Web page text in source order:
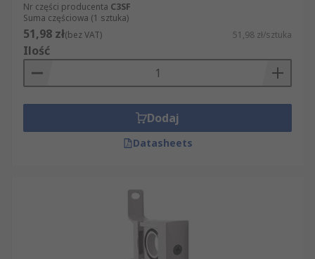
Nr części producenta C3SF
Suma częściowa (1 sztuka)
51,98 zł(bez VAT) 51,98 zł/sztuka
Ilość
Dodaj
Datasheets